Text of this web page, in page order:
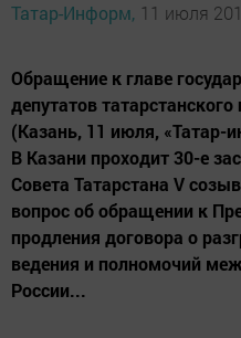
Татар-Информ, 11 июля
Обращение к главе
депутатов
(Казань, 11 июля,
В Казани проходит 30-е
Совета Татарстана V
вопрос об обращении к
продления договора о
ведения и полномочий
России...